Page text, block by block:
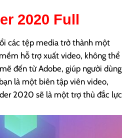
2020 Full
các tệp media trở thành một
hỗ trợ xuất video, không thể
đến từ Adobe, giúp người dùng
là một biên tập viên video,
2020 sẽ là một trợ thủ đắc lực